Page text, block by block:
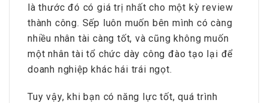
là thước đó có giá trị nhất cho một kỳ review
thành công. Sếp luôn muốn bên mình có càng
nhiều nhân tài càng tốt, và cũng không muốn
một nhân tài tổ chức dày công đào tạo lại để
doanh nghiệp khác hái trái ngọt.
Tuy vậy, khi bạn có năng lực tốt, quá trình